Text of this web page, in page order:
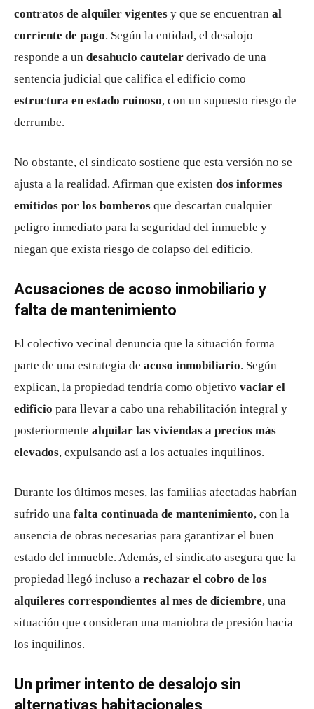
contratos de alquiler vigentes y que se encuentran al
corriente de pago. Según la entidad, el desalojo
responde a un desahucio cautelar derivado de una
sentencia judicial que califica el edificio como
estructura en estado ruinoso, con un supuesto riesgo de
derrumbe.
No obstante, el sindicato sostiene que esta versión no se
ajusta a la realidad. Afirman que existen dos informes
emitidos por los bomberos que descartan cualquier
peligro inmediato para la seguridad del inmueble y
niegan que exista riesgo de colapso del edificio.
Acusaciones de acoso inmobiliario y
falta de mantenimiento
El colectivo vecinal denuncia que la situación forma
parte de una estrategia de acoso inmobiliario. Según
explican, la propiedad tendría como objetivo vaciar el
edificio para llevar a cabo una rehabilitación integral y
posteriormente alquilar las viviendas a precios más
elevados, expulsando así a los actuales inquilinos.
Durante los últimos meses, las familias afectadas habrían
sufrido una falta continuada de mantenimiento, con la
ausencia de obras necesarias para garantizar el buen
estado del inmueble. Además, el sindicato asegura que la
propiedad llegó incluso a rechazar el cobro de los
alquileres correspondientes al mes de diciembre, una
situación que consideran una maniobra de presión hacia
los inquilinos.
Un primer intento de desalojo sin
alternativas habitacionales